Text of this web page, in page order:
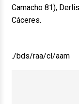
Camacho 81),
Cáceres.
./bds/raa/cl/aam